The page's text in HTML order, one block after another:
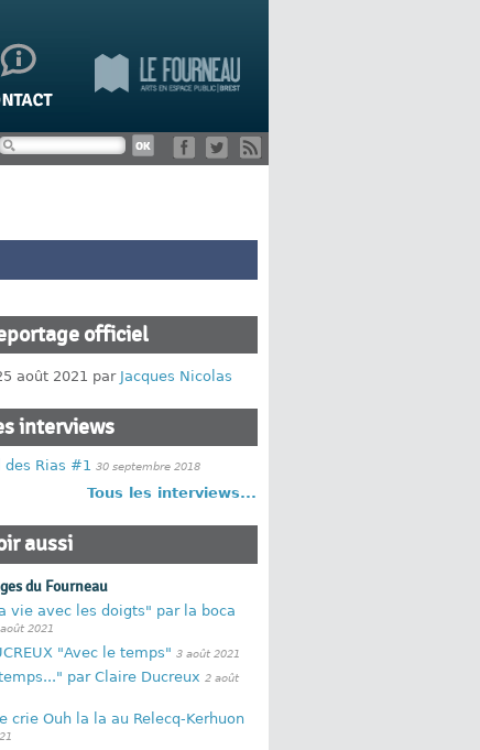
officiel
août 2021 par Jacques Nicolas
interviews
des Rias #1 30 septembre 2018
Tous les interviews...
aussi
du Fourneau
vie avec les doigts" par la boca
2021
"Avec le temps" 3 août 2021
par Claire Ducreux 2 août
crie Ouh la la au Relecq-Kerhuon